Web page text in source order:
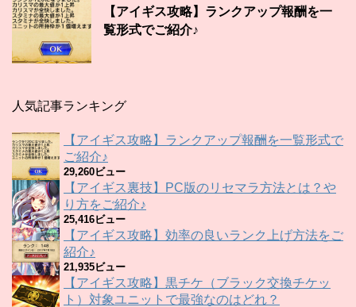
【アイギス攻略】ランクアップ報酬を一
覧形式でご紹介♪
人気記事ランキング
【アイギス攻略】ランクアップ報酬を一覧形式で
ご紹介♪
29,260ビュー
【アイギス裏技】PC版のリセマラ方法とは？や
り方をご紹介♪
25,416ビュー
【アイギス攻略】効率の良いランク上げ方法をご
紹介♪
21,935ビュー
【アイギス攻略】黒チケ（ブラック交換チケッ
ト）対象ユニットで最強なのはどれ？